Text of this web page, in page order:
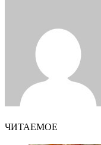
ЧИТАЕМОЕ